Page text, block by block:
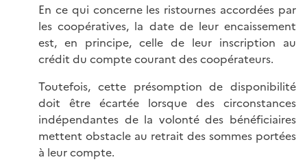
En ce qui concerne les ristournes accordées par
les coopératives, la date de leur encaissement
est, en principe, celle de leur inscription au
crédit du compte courant des coopérateurs.
Toutefois, cette présomption de disponibilité
doit être écartée lorsque des circonstances
indépendantes de la volonté des bénéficiaires
mettent obstacle au retrait des sommes portées
à leur compte.